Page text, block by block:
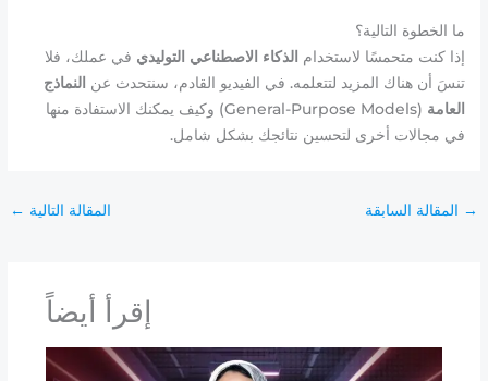
ما الخطوة التالية؟
إذا كنت متحمسًا لاستخدام الذكاء الاصطناعي التوليدي في عملك، فلا
تنسَ أن هناك المزيد لتتعلمه. في الفيديو القادم، سنتحدث عن النماذج
العامة
(General-Purpose Models) وكيف يمكنك الاستفادة منها
في مجالات أخرى لتحسين نتائجك بشكل شامل.
→ المقالة السابقة المقالة التالية ←
إقرأ أيضاً